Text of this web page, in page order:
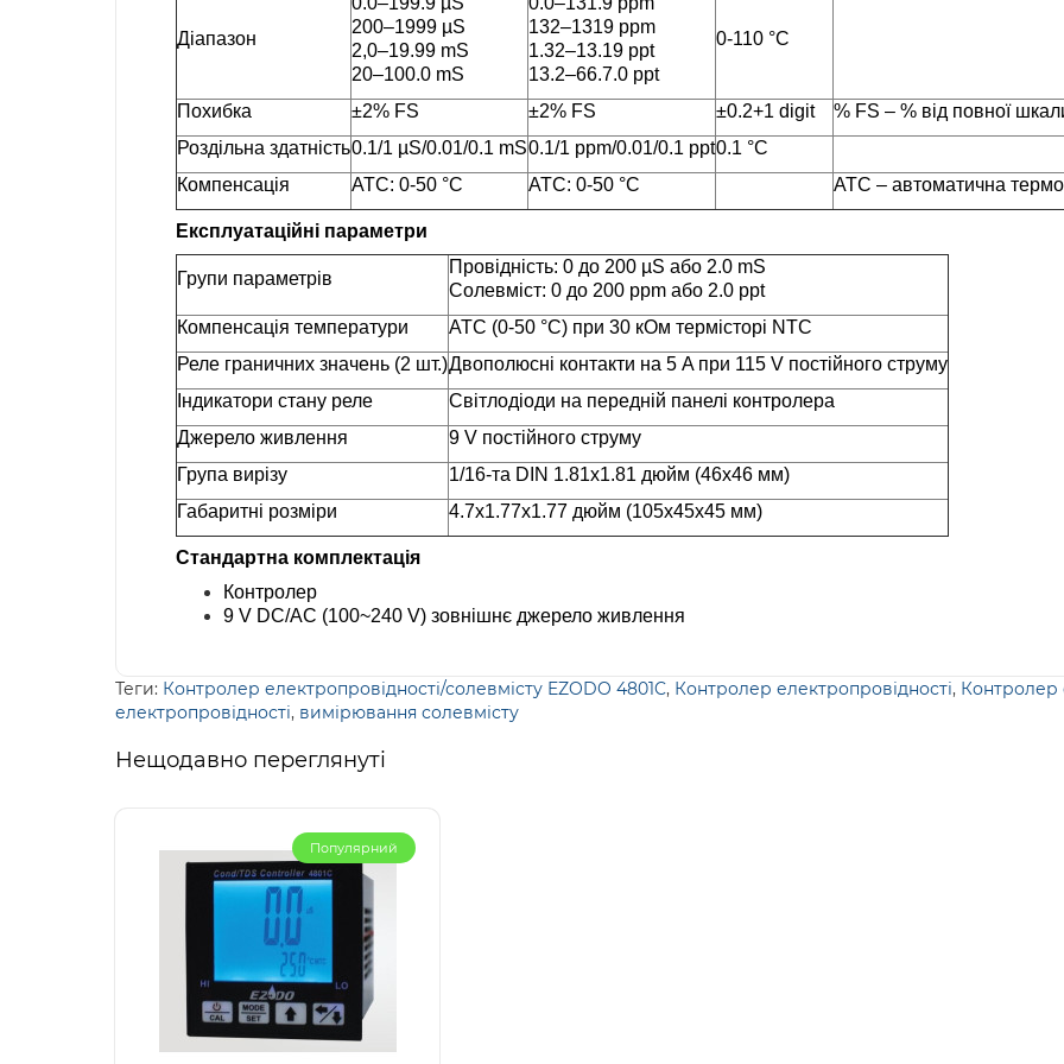
Діапазон
200–1999 µS
2,0–19.99 mS
20–100.0 mS
132–1319 ppm
1.32–13.19 ppt
13.2–66.7.0 ppt
0-110 °С
Похибка ±2% FS ±2% FS ±0.2+1 digit
% FS – % від повної
Роздільна здатність0.1/1 µS/0.01/0.1 mS0.1/1 ppm/0.01/0.1 ppt0.1 °С
Компенсація
ATC: 0-50 °С ATC: 0-50 °С АТС – автоматична
Експлуатаційні параметри
Групи параметрів
Провідність: 0 до 200 µS або 2.0 mS
Солевміст: 0 до 200 ppm або 2.0 ppt
Компенсація температури
ATC (0-50 °C) при 30 кОм термісторі NTC
Реле граничних значень (2 шт.)Двополюсні контакти на 5 A при 115 V постійного струму
Індикатори стану реле
Світлодіоди на передній панелі контролера
Джерело живлення
9 V постійного струму
Група вирізу
1/16-та DIN 1.81x1.81 дюйм (46x46 мм)
Габаритні розміри
4.7x1.77x1.77 дюйм (105x45x45 мм)
Стандартна комплектація
Контролер
9 V DC/AC (100~240 V) зовнішнє джерело живлення
Теги: Контролер електропровідності/солевмісту EZODO 4801C, Контролер електропровідності, Контролер
електропровідності, вимірювання солевмісту
Нещодавно переглянуті
Популярний